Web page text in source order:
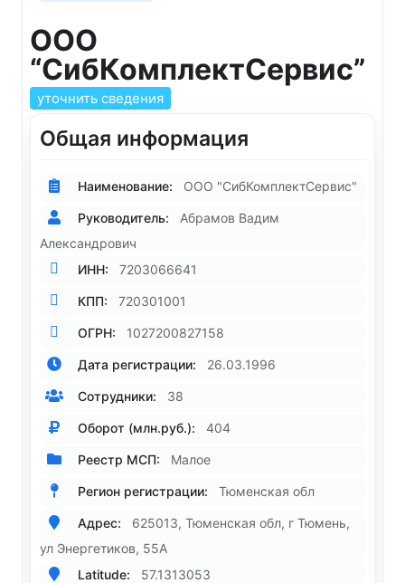
ООО
“СибКомплектСервис”
уточнить сведения
Общая информация
Наименование: ООО "СибКомплектСервис"
Руководитель:
Абрамов Вадим
Александрович
ИНН:
7203066641
КПП: 720301001
ОГРН: 1027200827158
Дата регистрации: 26.03.1996
Сотрудники: 38
Оборот (млн.руб.): 404
Реестр МСП: Малое
Регион регистрации: Тюменская обл
Адрес:
625013, Тюменская обл, г Тюмень,
ул Энергетиков, 55А
Latitude:
57.1313053